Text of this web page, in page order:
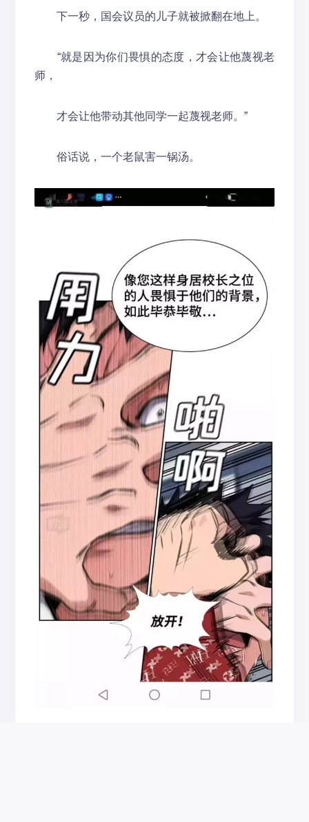
下一秒，国会议员的儿子就被掀翻在地上。
“就是因为你们畏惧的态度，才会让他蔑视老
师，
才会让他带动其他同学一起蔑视老师。”
俗话说，一个老鼠害一锅汤。